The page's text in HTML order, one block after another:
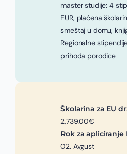
master studije: 4
EUR, plaćena
smeštaj u domu,
Regionalne
prihoda porodice
Školarina za EU
2,739.00€
Rok za apliciranje
02. Avgust